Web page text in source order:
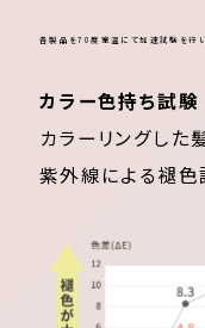
各製品を70度室温にて加速試験を行
カラー色持ち試験
カラーリングした
紫外線による褪色